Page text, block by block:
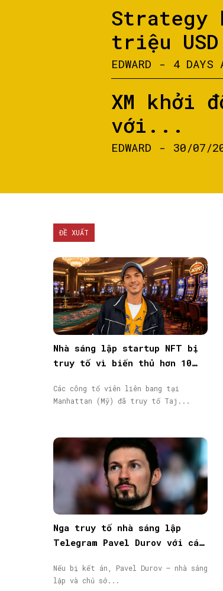
Strategy
triệu
EDWARD - 4 DAYS
XM khởi
với...
EDWARD - 30/07/
ĐỀ XUẤT
Nhà sáng lập startup NFT bị
truy tố vì biển thủ hơn 10
Các công tố viên liên bang tại
Manhattan (Mỹ) đã truy tố Taj...
Nga truy tố nhà sáng lập
Telegram Pavel Durov với cáo
lệnh truy nã quốc tế
Nếu bị kết án, Pavel Durov – nhà sáng
lập và chủ sở...